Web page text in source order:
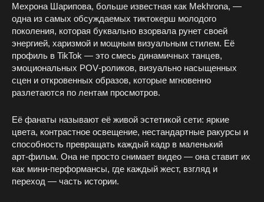
Мехрона Шарипова, больше известная как Mekhrona, —
одна из самых обсуждаемых тиктокерш молодого
поколения, которая буквально взорвала рунет своей
энергией, харизмой и мощным визуальным стилем. Её
профиль в TikTok — это смесь динамичных танцев,
эмоциональных POV‑роликов, визуально насыщенных
сцен и откровенных образов, которые мгновенно
разлетаются по лентам просмотров.
Её фанаты называют её живой эстетикой сети: яркие
цвета, контрастное освещение, нестандартные ракурсы и
способность превращать каждый кадр в маленький
арт‑фильм. Она не просто снимает видео — она ставит их
как мини‑перформансы, где каждый жест, взгляд и
переход — часть истории.